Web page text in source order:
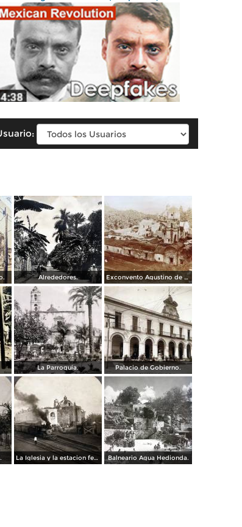
Alrededores. Exconvento Agustino de Jonatepec por el Fotógrafo Windfield Scott.
La Parroquia. Palacio de Gobierno.
La Iglesia y la estacion ferroviaria 1906 Balneario Agua Hedionda.